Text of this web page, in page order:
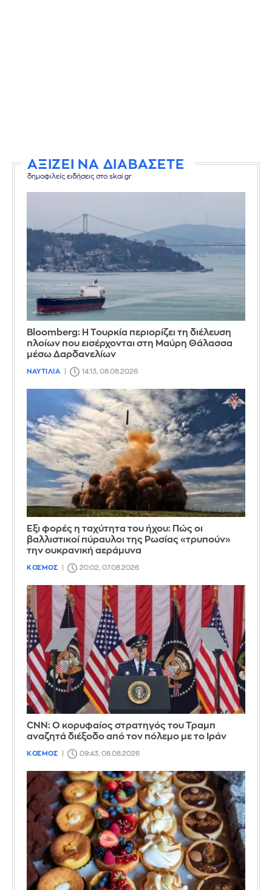
ΑΞΙΖΕΙ ΝΑ ΔΙΑΒΑΣΕΤΕ
δημοφιλείς ειδήσεις στο skai.gr
Bloomberg: Η Τουρκία περιορίζει τη διέλευση
πλοίων που εισέρχονται στη Μαύρη Θάλασσα
μέσω Δαρδανελίων
ΝΑΥΤΙΛΙΑ 14:13, 08.08.2026
Έξι φορές η ταχύτητα του ήχου: Πώς οι
βαλλιστικοί πύραυλοι της Ρωσίας «τρυπούν»
την ουκρανική αεράμυνα
ΚΟΣΜΟΣ 20:02, 07.08.2026
CNN: Ο κορυφαίος στρατηγός του Τραμπ
αναζητά διέξοδο από τον πόλεμο με το Ιράν
ΚΟΣΜΟΣ 09:43, 08.08.2026